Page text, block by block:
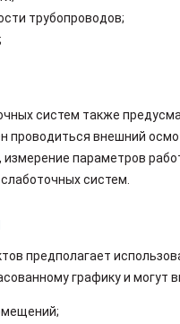
трубопроводов;
систем также
внешний
параметров
систем.
предполагает
графику и могут